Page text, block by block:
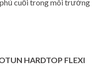
cuối trong môi trường
HARDTOP FLEXI